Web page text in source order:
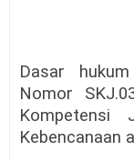
Dasar
Nomor
Kompetensi
Kebencanaan